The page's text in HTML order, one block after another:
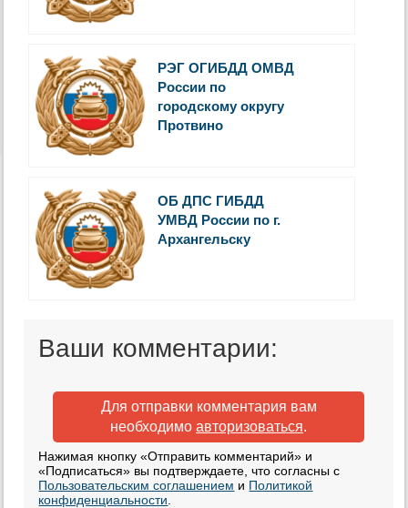
РЭГ ОГИБДД ОМВД
России по
городскому округу
Протвино
ОБ ДПС ГИБДД
УМВД России по г.
Архангельску
Ваши комментарии:
Для отправки комментария вам
необходимо авторизоваться.
Нажимая кнопку «Отправить комментарий» и
«Подписаться» вы подтверждаете, что согласны с
Пользовательским соглашением и Политикой
конфиденциальности